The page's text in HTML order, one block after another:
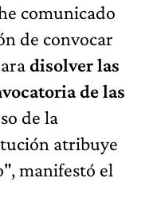
comunicado
de convocar
disolver las
de las
de la
atribuye
manifestó el